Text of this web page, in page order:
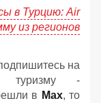
в Турцию: Air
из регионов
на
туризму -
в Мах, то